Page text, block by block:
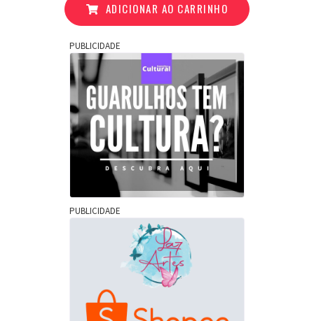
ADICIONAR AO CARRINHO
PUBLICIDADE
PUBLICIDADE